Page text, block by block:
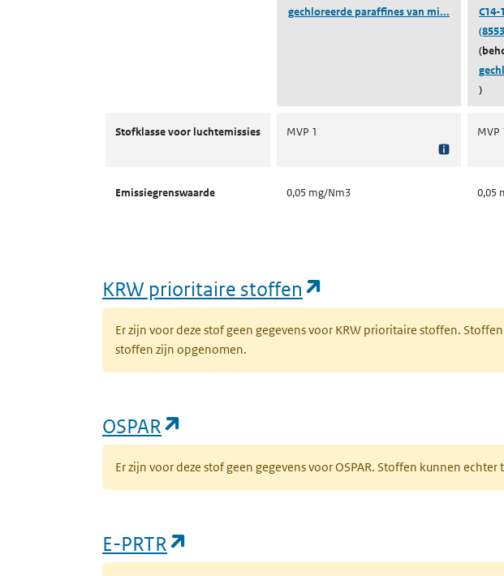
gechloreerde paraffines van mi...
)
Stofklasse voor luchtemissies MVP 1 MVP
Emissiegrenswaarde 0,05 mg/Nm3 0,05
KRW prioritaire stoffen
Er zijn voor deze stof geen gegevens voor KRW prioritaire stoffen.
stoffen zijn opgenomen.
OSPAR
Er zijn voor deze stof geen gegevens voor OSPAR. Stoffen kunnen
E-PRTR